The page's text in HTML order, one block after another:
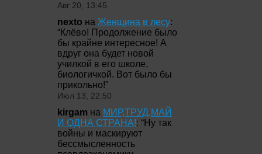
Авг 20, 13:45
nexto на Женщина в лесу:
“Клёво! Продолжение было
бы крайне интересное! А
вдруг она будет новой
училкой в его школе,
биологичкой. Вот было бы
прикольно!”
Июл 13, 22:50
kirgam на МИР,ТРУД,МАЙ
И ОДНА СТРАНА!: “Ну так
войны и маскируют
бессмысленность